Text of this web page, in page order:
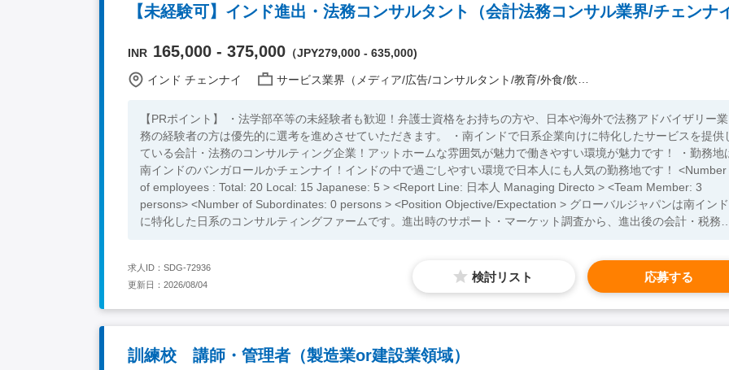
INR 165,000 - 375,000 （JPY279,000 - 635,000)
インド チェンナイ サービス業界（メディア/広告/コンサルタント/教育/外食/飲食/美容/娯楽/士業 他）
【PRポイント】 ・法学部卒等の未経験者も歓迎！弁護士資格をお持ちの方や、日本や海外で法務アドバイザリー業
務の経験者の方は優先的に選考を進めさせていただきます。 ・南インドで日系企業向けに特化したサービスを提供
ている会計・法務のコンサルティング企業！アットホームな雰囲気が魅力で働きやすい環境が魅力です！ ・勤務地
南インドのバンガロールかチェンナイ！インドの中で過ごしやすい環境で日本人にも人気の勤務地です！ <Number
of employees : Total: 20 Local: 15 Japanese: 5 > <Report Line: 日本人 Managing Directo > <Team Member: 3
persons> <Number of Subordinates: 0 persons > <Position Objective/Expectation > グローバルジャパンは南インド
に特化した日系のコンサルティングファームです。進出時のサポート・マーケット調査から、進出後の会計・税務
日系企業向けに質の高いサービスを提供しております。 <Job Responsibilities> ・ローカル弁護士と連携して、顧客
のニーズを踏まえたインドへの進出から拠点設立までのコンサルティング、進出後の企業法務を中心としたインド
内関連法規に基づく各種法務アドバイザリー業務。 ・日系企業のグローバル化・デジタル化が加速する中で、企業
成⾧を支援するための法務サービスの企画・開発・立ち上げ。 ・法務関連の論考執筆・ウェビナー登壇:インドの法
り、ウェビナーに登壇をして情報発信をすることで、当地インドに進出する日系企業を法律の観点からサポートし
検討リスト 応募する
求人ID：SDG-72936
更新日：2026/08/04
訓練校 講師・管理者（製造業or建設業領域）